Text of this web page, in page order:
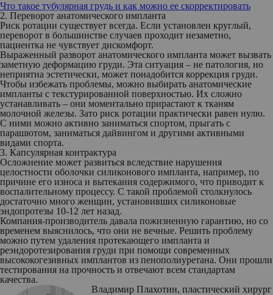
Что такое тубулярная грудь и как можно ее скорректировать
2. Переворот анатомического импланта
Риск ротации существует всегда. Если установлен круглый,
переворот в большинстве случаев проходит незаметно,
пациентка не чувствует дискомфорт.
Выраженный разворот анатомического импланта может вызвать
заметную деформацию груди. Эта ситуация – не патология, но
неприятна эстетически, может понадобится коррекция груди.
Чтобы избежать проблемы, можно выбирать анатомические
импланты с текстурированной поверхностью. Их сложно
устанавливать – они моментально прирастают к тканям
молочной железы. Зато риск ротации практически равен нулю.
С ними можно активно заниматься спортом, прыгать с
парашютом, заниматься дайвингом и другими активными
видами спорта.
3. Капсулярная контрактура
Осложнение может развиться вследствие нарушения
целостности оболочки силиконового импланта, например, по
причине его износа и вытекания содержимого, что приводит к
воспалительному процессу. С такой проблемой столкнулось
достаточно много женщин, установивших силиконовые
эндопротезы 10-12 лет назад.
Компания-производитель давала пожизненную гарантию, но со
временем выяснилось, что они не вечные. Решить проблему
можно путем удаления протекающего импланта и
реэндоротезирования груди при помощи современных
высококогезивных имплантов из пенополиуретана. Они прошли
тестирования на прочность и отвечают всем стандартам
качества.
Владимир Плахотин, пластический хирург